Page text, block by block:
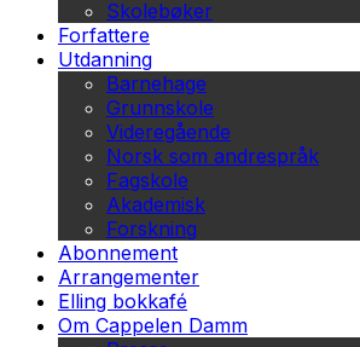
Skolebøker
Forfattere
Utdanning
Barnehage
Grunnskole
Videregående
Norsk som andrespråk
Fagskole
Akademisk
Forskning
Abonnement
Arrangementer
Elling bokkafé
Om Cappelen Damm